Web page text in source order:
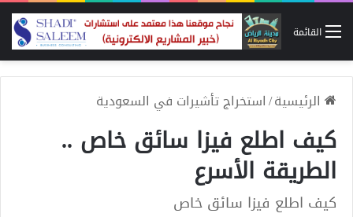
القائمة
الرئيسية/استخراج تأشيرات في السعودية
كيف اطلع فيزا سائق خاص ..
الطريقة الأسرع
كيف اطلع فيزا سائق خاص